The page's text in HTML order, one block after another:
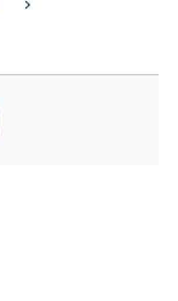
chevron_right